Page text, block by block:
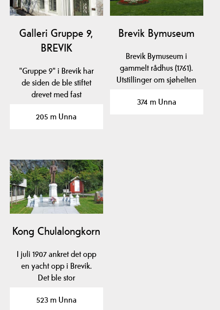
Galleri Gruppe 9,
BREVIK
"Gruppe 9" i Brevik har
de siden de ble stiftet
drevet med fast
ca.…
205 m Unna
Brevik Bymuseum
Brevik Bymuseum i
gammelt rådhus (1761).
Utstillinger om sjøhelten
374 m Unna
Kong Chulalongkorn
I juli 1907 ankret det opp
en yacht opp i Brevik.
Det ble stor
523 m Unna